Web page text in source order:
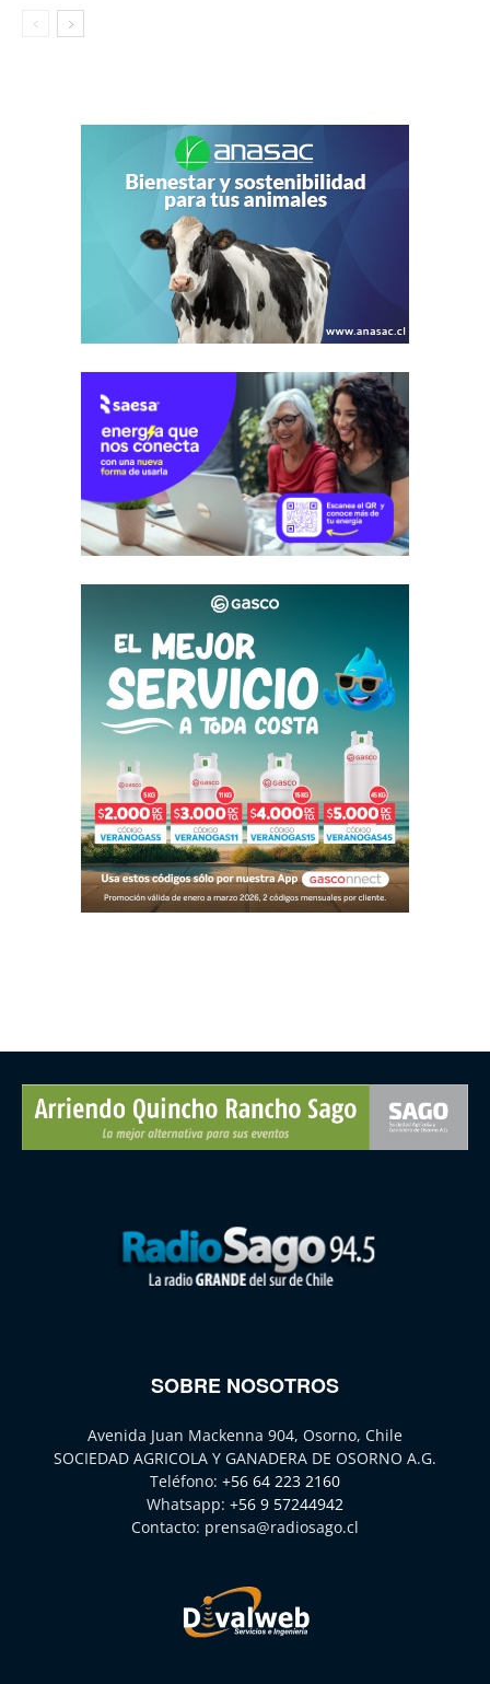
SOBRE NOSOTROS
Avenida Juan Mackenna 904, Osorno, Chile
SOCIEDAD AGRICOLA Y GANADERA DE OSORNO A.G.
Teléfono: +56 64 223 2160
Whatsapp: +56 9 57244942
Contacto: prensa@radiosago.cl